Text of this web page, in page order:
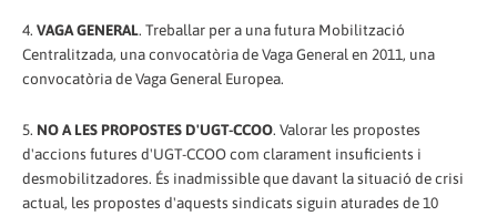
4. VAGA GENERAL. Treballar per a una futura Mobilització
Centralitzada, una convocatòria de Vaga General en 2011, una
convocatòria de Vaga General Europea.
5. NO A LES PROPOSTES D'UGT-CCOO. Valorar les propostes
d'accions futures d'UGT-CCOO com clarament insuficients i
desmobilitzadores. És inadmissible que davant la situació de crisi
actual, les propostes d'aquests sindicats siguin aturades de 10